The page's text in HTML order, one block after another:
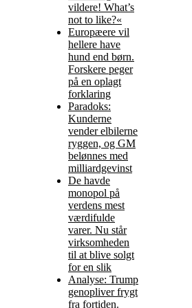
vildere! What’s
not to like?«
Europæere vil
hellere have
hund end børn.
Forskere peger
på en oplagt
forklaring
Paradoks:
Kunderne
vender elbilerne
ryggen, og GM
belønnes med
milliardgevinst
De havde
monopol på
verdens mest
værdifulde
varer. Nu står
virksomheden
til at blive solgt
for en slik
Analyse: Trump
genopliver frygt
fra fortiden.